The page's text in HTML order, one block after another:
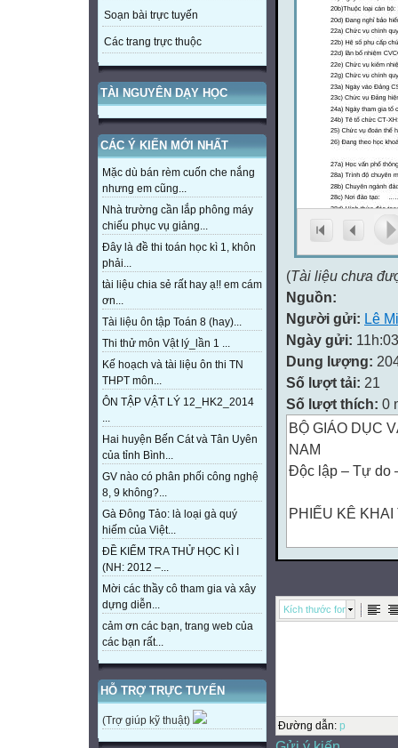
Soạn bài trực tuyến
Các trang trực thuộc
TÀI NGUYÊN DẠY HỌC
CÁC Ý KIẾN MỚI NHẤT
Mặc dù bán rèm cuốn che nắng
nhưng em cũng...
Nhà trường cần lắp phông máy
chiếu phục vụ giảng...
Đây là đề thi toán học kì 1, khôn
phải...
tài liệu chia sẻ rất hay ạ!! em cám
ơn...
Tài liệu ôn tập Toán 8 (hay)...
Thi thử môn Vật lý_lần 1 ...
Kế hoạch và tài liệu ôn thi TN
THPT môn...
ÔN TẬP VẬT LÝ 12_HK2_2014
...
Hai huyện Bến Cát và Tân Uyên
của tỉnh Bình...
GV nào có phân phối công nghệ
8, 9 không?...
Gà Đông Tảo: là loại gà quý
hiếm của Việt...
ĐỀ KIỂM TRA THỬ HỌC KÌ I
(NH: 2012 –...
Mời các thầy cô tham gia và xây
dựng diễn...
cảm ơn các bạn, trang web của
các bạn rất...
HỖ TRỢ TRỰC TUYẾN
(Trợ giúp kỹ thuật)
(Tài liệu chưa
Nguồn:
Người gửi: Lê
Ngày gửi:
Dung lượng:
Số lượt tải: 21
Số lượt thích: 0
BỘ GIÁO DỤC
NAM
Độc lập – Tự do
PHIẾU KÊ
Dùng cho ngành
1) Họ và Tên:
Kích thước font
Đường dẫn: p